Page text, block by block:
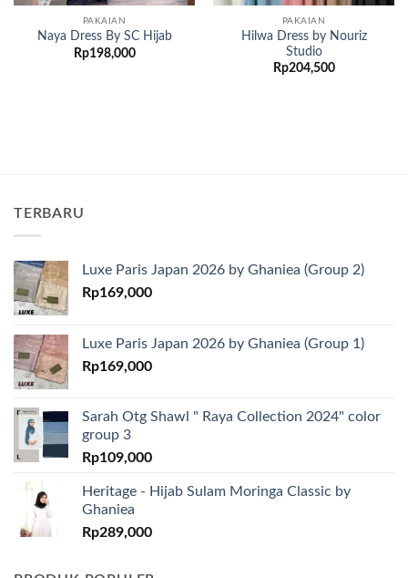
PAKAIAN
Naya Dress By SC Hijab
Rp198,000
PAKAIAN
Hilwa Dress by Nouriz
Studio
Rp204,500
TERBARU
Luxe Paris Japan 2026 by Ghaniea (Group 2)
Rp169,000
Luxe Paris Japan 2026 by Ghaniea (Group 1)
Rp169,000
Sarah Otg Shawl " Raya Collection 2024" color
group 3
Rp109,000
Heritage - Hijab Sulam Moringa Classic by
Ghaniea
Rp289,000